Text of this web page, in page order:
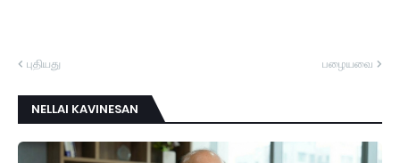
புதியது பழையவை
NELLAI KAVINESAN